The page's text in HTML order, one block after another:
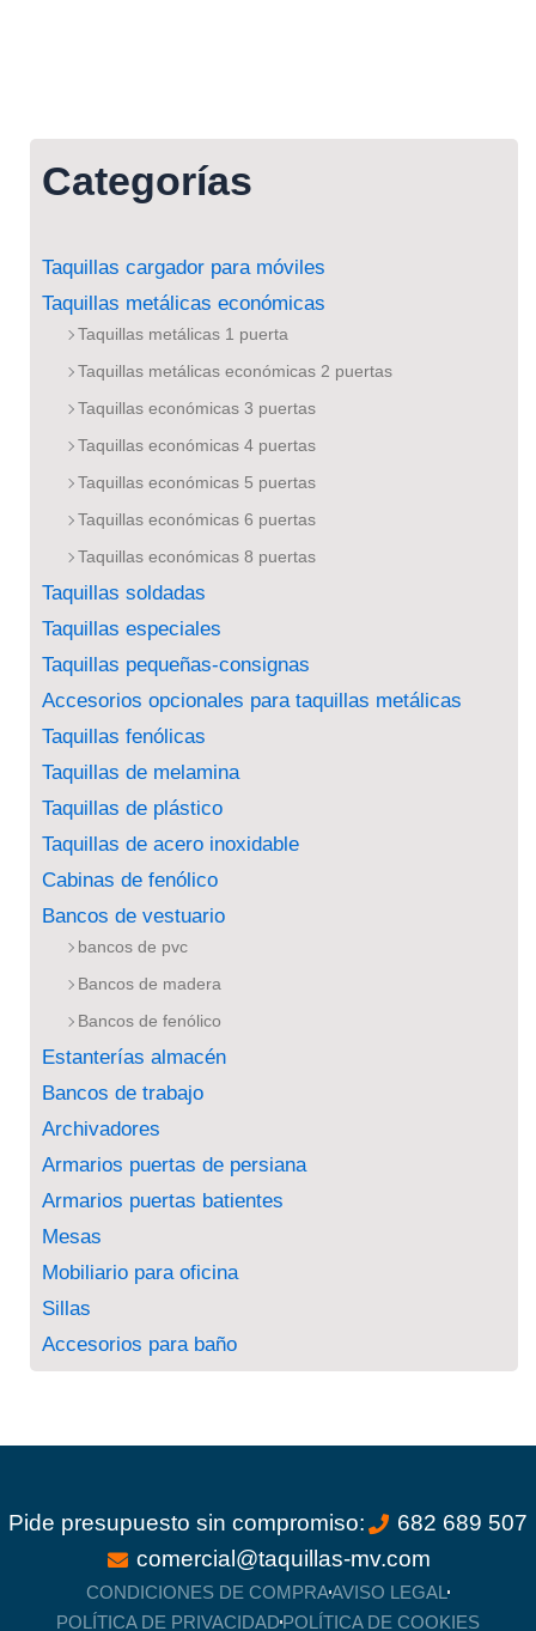
Categorías
Taquillas cargador para móviles
Taquillas metálicas económicas
Taquillas metálicas 1 puerta
Taquillas metálicas económicas 2 puertas
Taquillas económicas 3 puertas
Taquillas económicas 4 puertas
Taquillas económicas 5 puertas
Taquillas económicas 6 puertas
Taquillas económicas 8 puertas
Taquillas soldadas
Taquillas especiales
Taquillas pequeñas-consignas
Accesorios opcionales para taquillas metálicas
Taquillas fenólicas
Taquillas de melamina
Taquillas de plástico
Taquillas de acero inoxidable
Cabinas de fenólico
Bancos de vestuario
bancos de pvc
Bancos de madera
Bancos de fenólico
Estanterías almacén
Bancos de trabajo
Archivadores
Armarios puertas de persiana
Armarios puertas batientes
Mesas
Mobiliario para oficina
Sillas
Accesorios para baño
Pide presupuesto sin compromiso:
682 689 507
comercial@taquillas-mv.com
CONDICIONES DE COMPRAAVISO LEGAL
POLÍTICA DE PRIVACIDAD POLÍTICA DE COOKIES